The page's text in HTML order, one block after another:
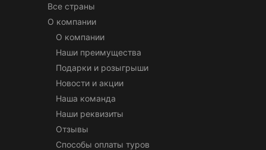
Все страны
О компании
О компании
Наши преимущества
Подарки и розыгрыши
Новости и акции
Наша команда
Наши реквизиты
Отзывы
Способы оплаты туров